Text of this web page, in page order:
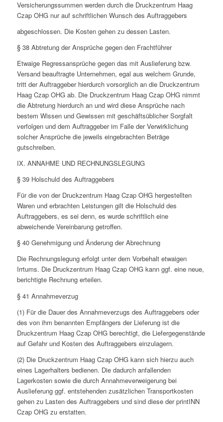
Versicherungssummen werden durch die Druckzentrum Haag
Czap OHG nur auf schriftlichen Wunsch des Auftraggebers
abgeschlossen. Die Kosten gehen zu dessen Lasten.
§ 38 Abtretung der Ansprüche gegen den Frachtführer
Etwaige Regressansprüche gegen das mit Auslieferung bzw.
Versand beauftragte Unternehmen, egal aus welchem Grunde,
tritt der Auftraggeber hierdurch vorsorglich an die Druckzentrum
Haag Czap OHG ab. Die Druckzentrum Haag Czap OHG nimmt
die Abtretung hierdurch an und wird diese Ansprüche nach
bestem Wissen und Gewissen mit geschäftsüblicher Sorgfalt
verfolgen und dem Auftraggeber im Falle der Verwirklichung
solcher Ansprüche die jeweils eingebrachten Beträge
gutschreiben.
IX. ANNAHME UND RECHNUNGSLEGUNG
§ 39 Holschuld des Auftraggebers
Für die von der Druckzentrum Haag Czap OHG hergestellten
Waren und erbrachten Leistungen gilt die Holschuld des
Auftraggebers, es sei denn, es wurde schriftlich eine
abweichende Vereinbarung getroffen.
§ 40 Genehmigung und Änderung der Abrechnung
Die Rechnungslegung erfolgt unter dem Vorbehalt etwaigen
Irrtums. Die Druckzentrum Haag Czap OHG kann ggf. eine neue,
berichtigte Rechnung erteilen.
§ 41 Annahmeverzug
(1) Für die Dauer des Annahmeverzugs des Auftraggebers oder
des von ihm benannten Empfängers der Lieferung ist die
Druckzentrum Haag Czap OHG berechtigt, die Liefergegenstände
auf Gefahr und Kosten des Auftraggebers einzulagern.
(2) Die Druckzentrum Haag Czap OHG kann sich hierzu auch
eines Lagerhalters bedienen. Die dadurch anfallenden
Lagerkosten sowie die durch Annahmeverweigerung bei
Auslieferung ggf. entstehenden zusätzlichen Transportkosten
gehen zu Lasten des Auftraggebers und sind diese der printINN
Czap OHG zu erstatten.